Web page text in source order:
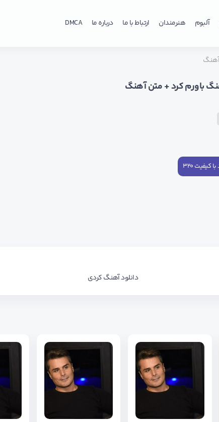
آلبوم هنرمندان ارتباط با ما درباره ما DMCA
آهنگ
باورم کرد + متن آهنگ
کیفیت ۳۲۰
دانلود آهنگ کردی